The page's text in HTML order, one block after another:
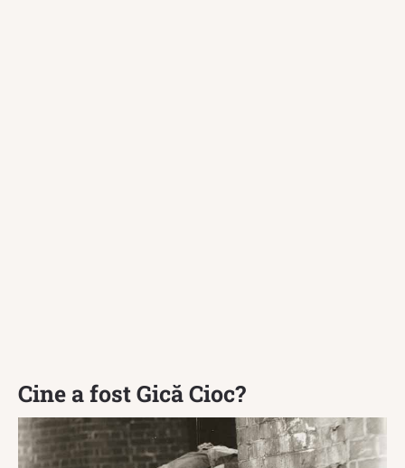
Cine a fost Gică Cioc?